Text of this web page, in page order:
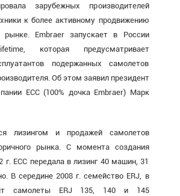
зарубежных производителей
к более активному продвижению
рынке. Embraer запускает в России
которая предусматривает
подержанных самолетов
Об этом заявил президент
ECC (100% дочка Embraer) Марк
лизингом и продажей самолетов
рынка. С момента создания
г. ECC передала в лизинг 40 машин, 31
В середине 2008 г. семейство ERJ, в
самолеты ERJ 135, 140 и 145